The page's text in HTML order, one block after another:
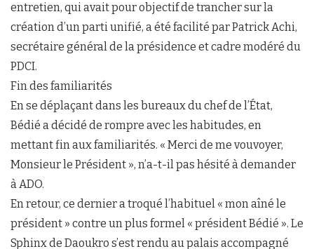
entretien, qui avait pour objectif de trancher sur la
création d’un parti unifié, a été facilité par Patrick Achi,
secrétaire général de la présidence et cadre modéré du
PDCI.
Fin des familiarités
En se déplaçant dans les bureaux du chef de l’État,
Bédié a décidé de rompre avec les habitudes, en
mettant fin aux familiarités. « Merci de me vouvoyer,
Monsieur le Président », n’a-t-il pas hésité à demander
à ADO.
En retour, ce dernier a troqué l’habituel « mon aîné le
président » contre un plus formel « président Bédié ». Le
Sphinx de Daoukro s’est rendu au palais accompagné